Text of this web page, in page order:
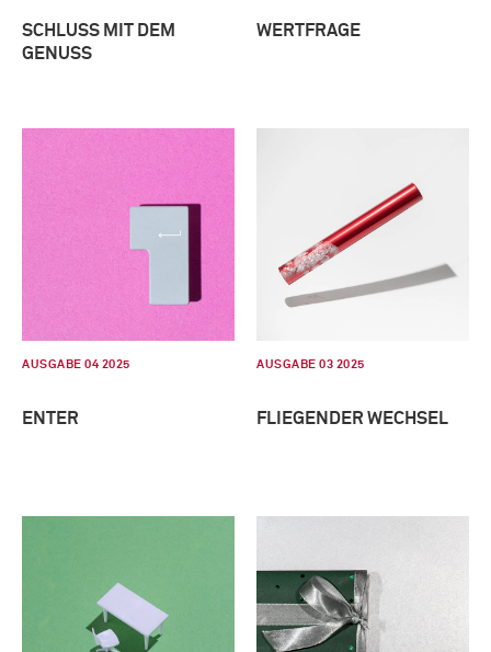
SCHLUSS MIT DEM
GENUSS
WERTFRAGE
AUSGABE 04 2025
ENTER
AUSGABE 03 2025
FLIEGENDER WECHSEL